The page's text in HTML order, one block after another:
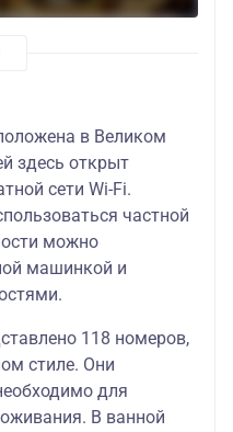
в Великом
здесь открыт
сети Wi-Fi.
частной
можно
машинкой и
118 номеров,
стиле. Они
для
В ванной